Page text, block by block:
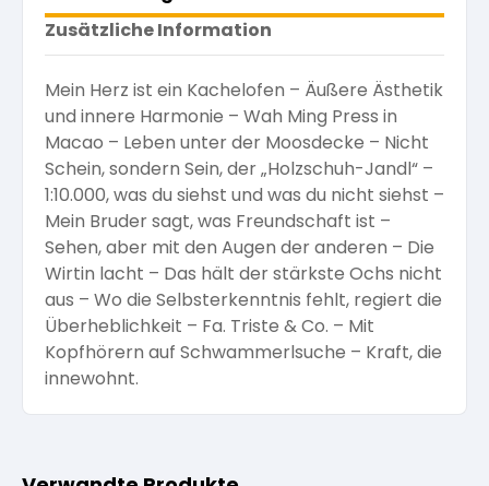
Zusätzliche Information
Mein Herz ist ein Kachelofen – Äußere Ästhetik
und innere Harmonie – Wah Ming Press in
Macao – Leben unter der Moosdecke – Nicht
Schein, sondern Sein, der „Holzschuh-Jandl“ –
1:10.000, was du siehst und was du nicht siehst –
Mein Bruder sagt, was Freundschaft ist –
Sehen, aber mit den Augen der anderen – Die
Wirtin lacht – Das hält der stärkste Ochs nicht
aus – Wo die Selbsterkenntnis fehlt, regiert die
Überheblichkeit – Fa. Triste & Co. – Mit
Kopfhörern auf Schwammerlsuche – Kraft, die
innewohnt.